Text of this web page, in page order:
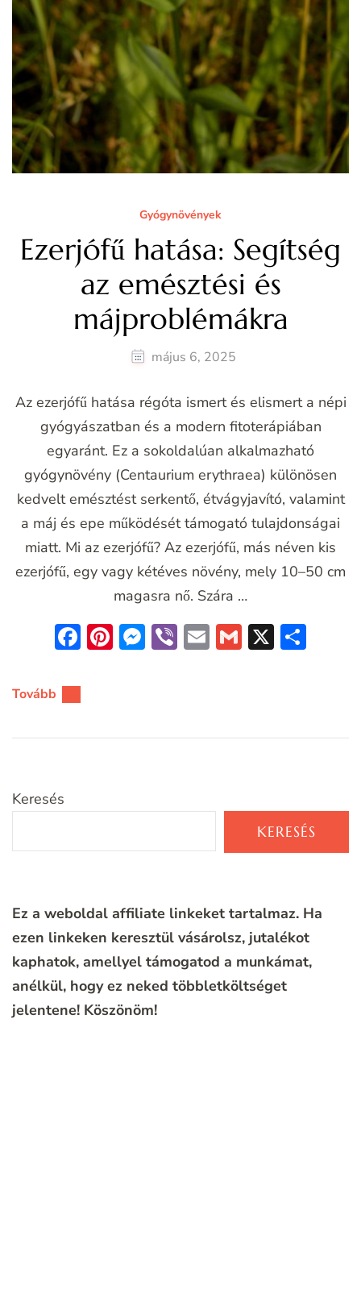
Gyógynövények
Ezerjófű hatása: Segítség
az emésztési és
májproblémákra
május 6, 2025
Az ezerjófű hatása régóta ismert és elismert a népi
gyógyászatban és a modern fitoterápiában
egyaránt. Ez a sokoldalúan alkalmazható
gyógynövény (Centaurium erythraea) különösen
kedvelt emésztést serkentő, étvágyjavító, valamint
a máj és epe működését támogató tulajdonságai
miatt. Mi az ezerjófű? Az ezerjófű, más néven kis
ezerjófű, egy vagy kétéves növény, mely 10–50 cm
magasra nő. Szára …
Facebook
Pinterest
Messenger
ViberEmailGmail
X
Tovább
Keresés
KERESÉS
Ez a weboldal affiliate linkeket tartalmaz. Ha
ezen linkeken keresztül vásárolsz, jutalékot
kaphatok, amellyel támogatod a munkámat,
anélkül, hogy ez neked többletköltséget
jelentene! Köszönöm!